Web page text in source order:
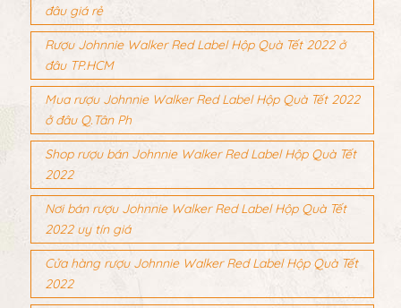
đâu giá rẻ
Rượu Johnnie Walker Red Label Hộp Quà Tết 2022 ở
đâu TP.HCM
Mua rượu Johnnie Walker Red Label Hộp Quà Tết 2022
ở đâu Q.Tân Ph
Shop rượu bán Johnnie Walker Red Label Hộp Quà Tết
2022
Nơi bán rượu Johnnie Walker Red Label Hộp Quà Tết
2022 uy tín giá
Cửa hàng rượu Johnnie Walker Red Label Hộp Quà Tết
2022